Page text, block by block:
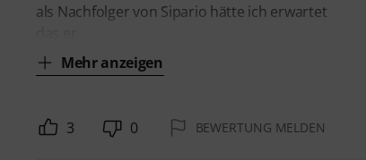
als Nachfolger von Sipario hätte ich erwartet
Mehr anzeigen
3 0 BEWERTUNG MELDEN